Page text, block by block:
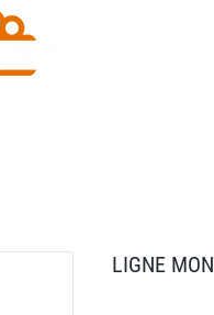
LIGNE